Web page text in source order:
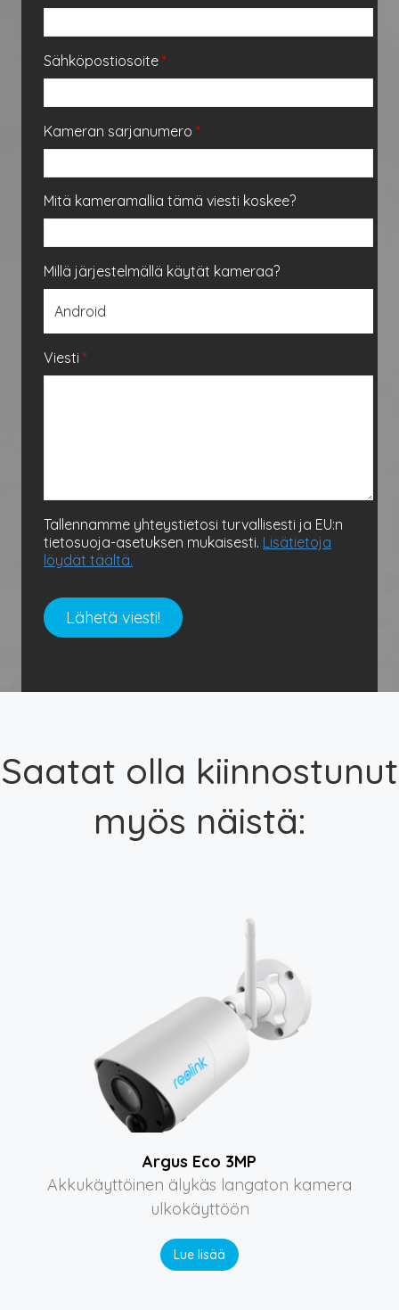
Sähköpostiosoite *
Kameran sarjanumero *
Mitä kameramallia tämä viesti koskee?
Millä järjestelmällä käytät kameraa?
Viesti *
Tallennamme yhteystietosi turvallisesti ja EU:n
tietosuoja-asetuksen mukaisesti. Lisätietoja
löydät täältä.
Saatat olla kiinnostunut
myös näistä:
Argus Eco 3MP
Akkukäyttöinen älykäs langaton kamera
ulkokäyttöön
Lue lisää